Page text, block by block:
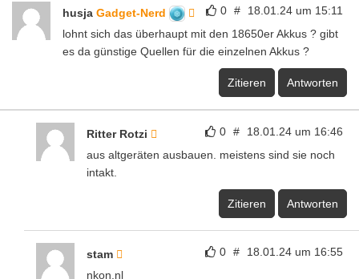
0 # 18.01.24 um 15:11
husja Gadget-Nerd
lohnt sich das überhaupt mit den 18650er Akkus ? gibt
es da günstige Quellen für die einzelnen Akkus ?
Zitieren Antworten
0 # 18.01.24 um 16:46
Ritter Rotzi
aus altgeräten ausbauen. meistens sind sie noch
intakt.
Zitieren Antworten
0 # 18.01.24 um 16:55
stam
nkon.nl